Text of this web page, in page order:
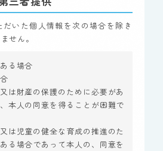
いた個人情報を次の場合を除き
せん。
る場合
は財産の保護のために必要があ
本人の同意を得ることが困難で
は児童の健全な育成の推進のた
る場合であって本人の、同意を